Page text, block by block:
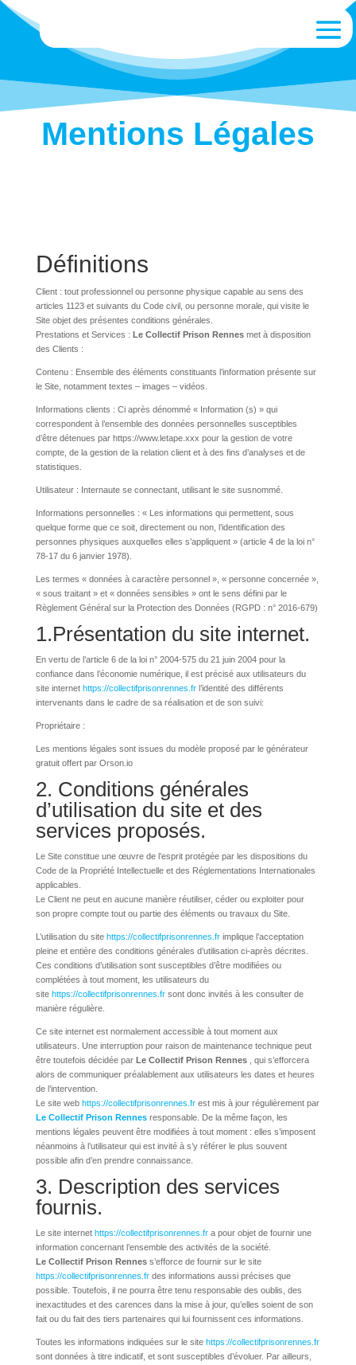
Mentions Légales
Définitions
Client : tout professionnel ou personne physique capable au sens des
articles 1123 et suivants du Code civil, ou personne morale, qui visite le
Site objet des présentes conditions générales.
Prestations et Services : Le Collectif Prison Rennesmet à disposition
des Clients :
Contenu : Ensemble des éléments constituants l’information présente sur
le Site, notamment textes – images – vidéos.
Informations clients : Ci après dénommé « Information (s) » qui
correspondent à l’ensemble des données personnelles susceptibles
d’être détenues par https://www.letape.xxx pour la gestion de votre
compte, de la gestion de la relation client et à des fins d’analyses et de
statistiques.
Utilisateur : Internaute se connectant, utilisant le site susnommé.
Informations personnelles : « Les informations qui permettent, sous
quelque forme que ce soit, directement ou non, l’identification des
personnes physiques auxquelles elles s’appliquent » (article 4 de la loi n°
78-17 du 6 janvier 1978).
Les termes « données à caractère personnel », « personne concernée »,
« sous traitant » et « données sensibles » ont le sens défini par le
Règlement Général sur la Protection des Données (RGPD : n° 2016-679)
1.Présentation du site internet.
En vertu de l’article 6 de la loi n° 2004-575 du 21 juin 2004 pour la
confiance dans l’économie numérique, il est précisé aux utilisateurs du
site internet https://collectifprisonrennes.frl’identité des différents
intervenants dans le cadre de sa réalisation et de son suivi:
Propriétaire :
Les mentions légales sont issues du modèle proposé par le générateur
gratuit offert par Orson.io
2. Conditions générales
d’utilisation du site et des
services proposés.
Le Site constitue une œuvre de l’esprit protégée par les dispositions du
Code de la Propriété Intellectuelle et des Réglementations Internationales
applicables.
Le Client ne peut en aucune manière réutiliser, céder ou exploiter pour
son propre compte tout ou partie des éléments ou travaux du Site.
L’utilisation du site https://collectifprisonrennes.frimplique l’acceptation
pleine et entière des conditions générales d’utilisation ci-après décrites.
Ces conditions d’utilisation sont susceptibles d’être modifiées ou
complétées à tout moment, les utilisateurs du
site https://collectifprisonrennes.frsont donc invités à les consulter de
manière régulière.
Ce site internet est normalement accessible à tout moment aux
utilisateurs. Une interruption pour raison de maintenance technique peut
être toutefois décidée par Le Collectif Prison Rennes, qui s’efforcera
alors de communiquer préalablement aux utilisateurs les dates et heures
de l’intervention.
Le site web https://collectifprisonrennes.frest mis à jour régulièrement par
Le Collectif Prison Rennesresponsable. De la même façon, les
mentions légales peuvent être modifiées à tout moment : elles s’imposent
néanmoins à l’utilisateur qui est invité à s’y référer le plus souvent
possible afin d’en prendre connaissance.
3. Description des services
fournis.
Le site internet https://collectifprisonrennes.fra pour objet de fournir une
information concernant l’ensemble des activités de la société.
Le Collectif Prison Renness’efforce de fournir sur le site
https://collectifprisonrennes.frdes informations aussi précises que
possible. Toutefois, il ne pourra être tenu responsable des oublis, des
inexactitudes et des carences dans la mise à jour, qu’elles soient de son
fait ou du fait des tiers partenaires qui lui fournissent ces informations.
Toutes les informations indiquées sur le site https://collectifprisonrennes.fr
sont données à titre indicatif, et sont susceptibles d’évoluer. Par ailleurs,